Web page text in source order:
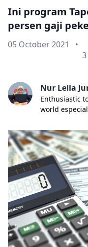
Ini program
persen gaji
Published on
05 October 2021
•
3
Nur Lella
Enthusiastic
world